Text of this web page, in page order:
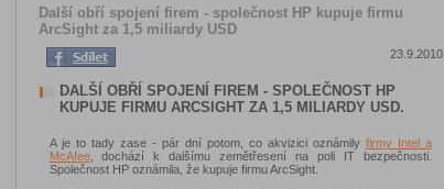
Další obří spojení firem - společnost HP kupuje firmu
ArcSight za 1,5 miliardy USD
23.9.2010
DALŠÍ OBŘÍ SPOJENÍ FIREM - SPOLEČNOST HP
KUPUJE FIRMU ARCSIGHT ZA 1,5 MILIARDY USD.
A je to tady zase - pár dní potom, co akvizici oznámily firmy Intel a
McAfee, dochází k dalšímu zemětřesení na poli IT bezpečnosti.
Společnost HP oznámila, že kupuje firmu ArcSight.